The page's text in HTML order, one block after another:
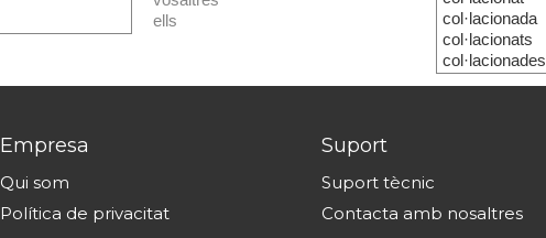
ells
col·lacionada
col·lacionats
col·lacionades
Empresa
Qui som
Política de privacitat
Suport
Suport tècnic
Contacta amb nosaltres